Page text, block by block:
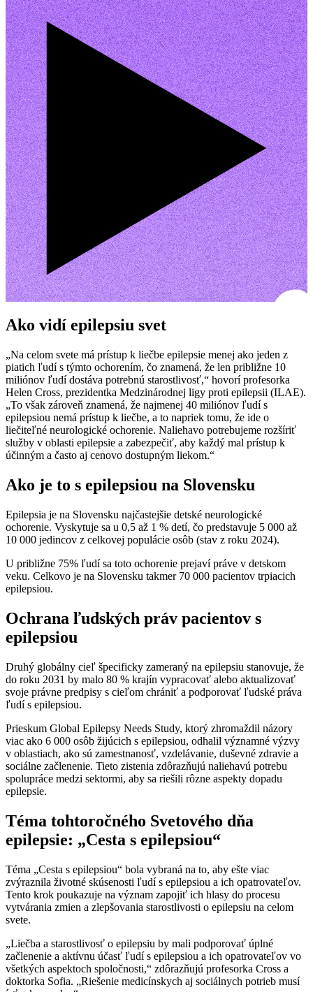
Ako vidí epilepsiu svet
„Na celom svete má prístup k liečbe epilepsie menej ako jeden z
piatich ľudí s týmto ochorením, čo znamená, že len približne 10
miliónov ľudí dostáva potrebnú starostlivosť,“ hovorí profesorka
Helen Cross, prezidentka Medzinárodnej ligy proti epilepsii (ILAE).
„To však zároveň znamená, že najmenej 40 miliónov ľudí s
epilepsiou nemá prístup k liečbe, a to napriek tomu, že ide o
liečiteľné neurologické ochorenie. Naliehavo potrebujeme rozšíriť
služby v oblasti epilepsie a zabezpečiť, aby každý mal prístup k
účinným a často aj cenovo dostupným liekom.“
Ako je to s epilepsiou na Slovensku
Epilepsia je na Slovensku najčastejšie detské neurologické
ochorenie. Vyskytuje sa u 0,5 až 1 % detí, čo predstavuje 5 000 až
10 000 jedincov z celkovej populácie osôb (stav z roku 2024).
U približne 75% ľudí sa toto ochorenie prejaví práve v detskom
veku. Celkovo je na Slovensku takmer 70 000 pacientov trpiacich
epilepsiou.
Ochrana ľudských práv pacientov s
epilepsiou
Druhý globálny cieľ špecificky zameraný na epilepsiu stanovuje, že
do roku 2031 by malo 80 % krajín vypracovať alebo aktualizovať
svoje právne predpisy s cieľom chrániť a podporovať ľudské práva
ľudí s epilepsiou.
Prieskum Global Epilepsy Needs Study, ktorý zhromaždil názory
viac ako 6 000 osôb žijúcich s epilepsiou, odhalil významné výzvy
v oblastiach, ako sú zamestnanosť, vzdelávanie, duševné zdravie a
sociálne začlenenie. Tieto zistenia zdôrazňujú naliehavú potrebu
spolupráce medzi sektormi, aby sa riešili rôzne aspekty dopadu
epilepsie.
Téma tohtoročného Svetového dňa
epilepsie: „Cesta s epilepsiou“
Téma „Cesta s epilepsiou“ bola vybraná na to, aby ešte viac
zvýraznila životné skúsenosti ľudí s epilepsiou a ich opatrovateľov.
Tento krok poukazuje na význam zapojiť ich hlasy do procesu
vytvárania zmien a zlepšovania starostlivosti o epilepsiu na celom
svete.
„Liečba a starostlivosť o epilepsiu by mali podporovať úplné
začlenenie a aktívnu účasť ľudí s epilepsiou a ich opatrovateľov vo
všetkých aspektoch spoločnosti,“ zdôrazňujú profesorka Cross a
doktorka Sofia. „Riešenie medicínskych aj sociálnych potrieb musí